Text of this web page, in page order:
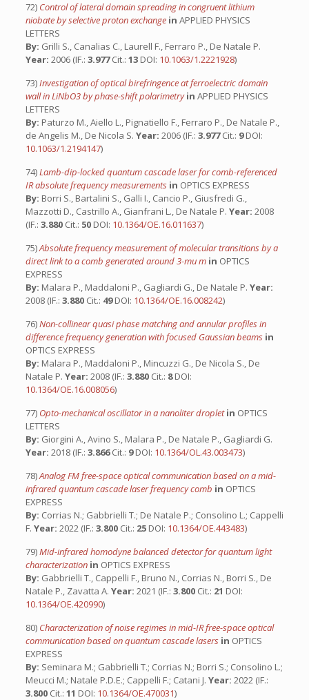
72) Control of lateral domain spreading in congruent lithium
niobate by selective proton exchange in APPLIED PHYSICS
LETTERS
By: Grilli S., Canalias C., Laurell F., Ferraro P., De Natale P.
Year: 2006 (IF.: 3.977Cit.: 13 DOI: 10.1063/1.2221928)
73)Investigation of optical birefringence at ferroelectric domain
wall in LiNbO3 by phase-shift polarimetryin APPLIED PHYSICS
LETTERS
By: Paturzo M., Aiello L., Pignatiello F., Ferraro P., De Natale P.,
de Angelis M., De Nicola S. Year: 2006 (IF.: 3.977Cit.: 9DOI:
10.1063/1.2194147)
74)Lamb-dip-locked quantum cascade laser for comb-referenced
IR absolute frequency measurements in OPTICS EXPRESS
By: Borri S., Bartalini S., Galli I., Cancio P., Giusfredi G.,
Mazzotti D., Castrillo A., Gianfrani L., De Natale P. Year: 2008
(IF.: 3.880 Cit.: 50 DOI: 10.1364/OE.16.011637)
75)Absolute frequency measurement of molecular transitions by a
direct link to a comb generated around 3-mu m in OPTICS
EXPRESS
By: Malara P., Maddaloni P., Gagliardi G., De Natale P. Year:
2008 (IF.: 3.880 Cit.: 49DOI: 10.1364/OE.16.008242)
76)Non-collinear quasi phase matching and annular profiles in
difference frequency generation with focused Gaussian beams in
OPTICS EXPRESS
By: Malara P., Maddaloni P., Mincuzzi G., De Nicola S., De
Natale P. Year: 2008 (IF.: 3.880 Cit.: 8DOI:
10.1364/OE.16.008056)
77) Opto-mechanical oscillator in a nanoliter dropletin OPTICS
LETTERS
By: Giorgini A., Avino S., Malara P., De Natale P., Gagliardi G.
Year: 2018 (IF.: 3.866Cit.: 9DOI: 10.1364/OL.43.003473)
78)Analog FM free-space optical communication based on a mid-
infrared quantum cascade laser frequency comb in OPTICS
EXPRESS
By: Corrias N.; Gabbrielli T.; De Natale P.; Consolino L.; Cappelli
F. Year: 2022 (IF.: 3.800 Cit.: 25 DOI: 10.1364/OE.443483)
79)Mid-infrared homodyne balanced detector for quantum light
characterization in OPTICS EXPRESS
By: Gabbrielli T., Cappelli F., Bruno N., Corrias N., Borri S., De
Natale P., Zavatta A. Year: 2021 (IF.: 3.800 Cit.: 21 DOI:
10.1364/OE.420990)
80) Characterization of noise regimes in mid-IR free-space optical
communication based on quantum cascade lasers in OPTICS
EXPRESS
By: Seminara M.; Gabbrielli T.; Corrias N.; Borri S.; Consolino L.;
Meucci M.; Natale P.D.E.; Cappelli F.; Catani J. Year: 2022 (IF.:
3.800 Cit.: 11 DOI: 10.1364/OE.470031)